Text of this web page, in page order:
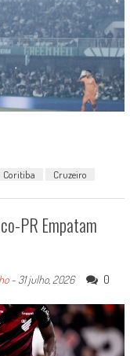
Coritiba Cruzeiro
PR Empatam
- 31 julho, 2026 0